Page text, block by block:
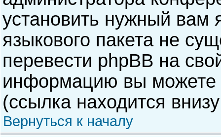
установить нужный вам
языкового пакета не
перевести phpBB на
информацию вы можете
(ссылка находится
Вернуться к началу